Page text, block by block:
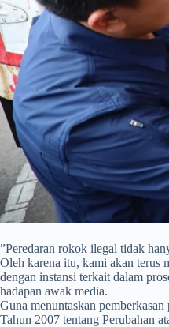
​”Peredaran rokok ilegal tidak
Oleh karena itu, kami akan terus
dengan instansi terkait dalam
hadapan awak media.
Guna menuntaskan
Tahun 2007 tentang Perubahan